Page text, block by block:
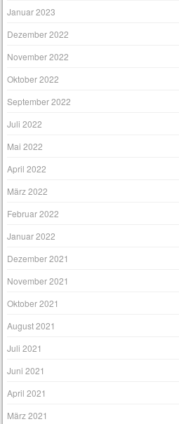
Januar 2023
Dezember 2022
November 2022
Oktober 2022
September 2022
Juli 2022
Mai 2022
April 2022
März 2022
Februar 2022
Januar 2022
Dezember 2021
November 2021
Oktober 2021
August 2021
Juli 2021
Juni 2021
April 2021
März 2021